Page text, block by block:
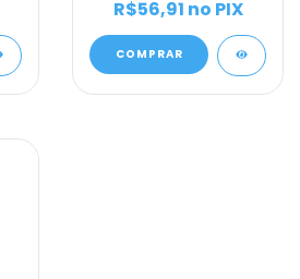
R$56,91 no PIX
COMPRAR